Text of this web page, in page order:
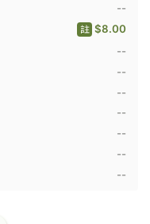
Red
(73763)
--
$8.00
註
--
--
--
--
--
--
--